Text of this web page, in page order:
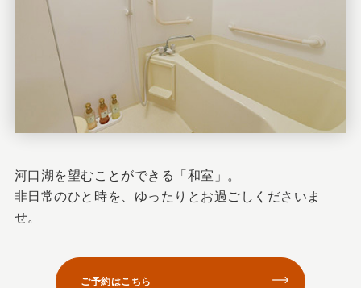
河口湖を望むことができる「和室」。
非日常のひと時を、ゆったりとお過ごしくださいま
せ。
ご予約はこちら